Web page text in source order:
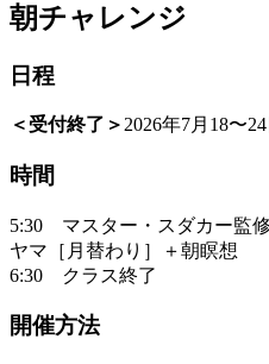
朝チャレンジ
日程
＜受付終了＞ 2026年7月18〜
時間
5:30 マスター・スダカー監
ヤマ［月替わり］＋朝瞑想
6:30 クラス終了
開催方法